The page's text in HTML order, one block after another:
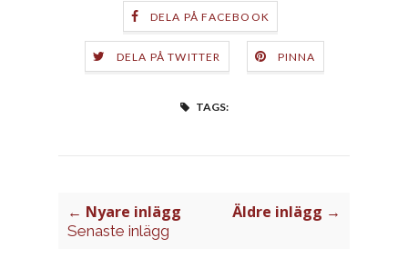
DELA PÅ FACEBOOK
DELA PÅ TWITTER PINNA
TAGS:
← Nyare inlägg
Senaste inlägg
Äldre inlägg →